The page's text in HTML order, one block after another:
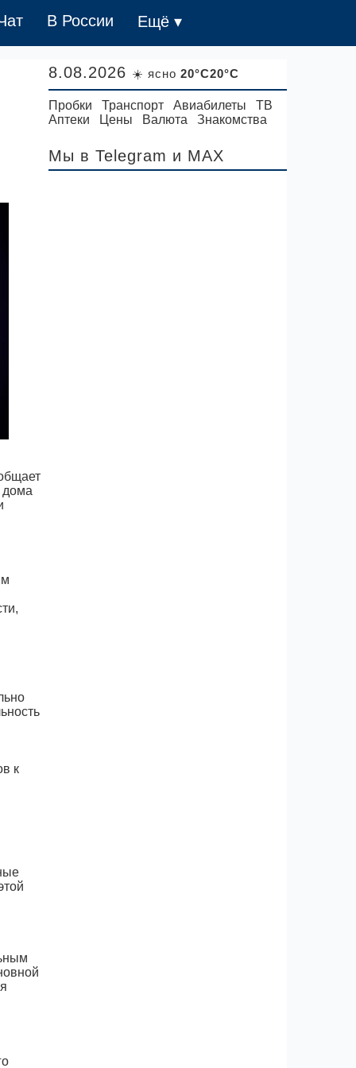
В России Ещё ▾
дома
к
8.08.2026 ☀️ ясно 20°C20°C
Пробки Транспорт Авиабилеты
ТВ
Аптеки
Цены Валюта Знакомства
Мы в Telegram и MAX